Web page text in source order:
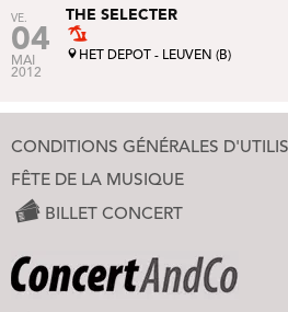
VE.
04
MAI
2012
THE SELECTER
HET DEPOT - LEUVEN (B)
CONDITIONS GÉNÉRALES
FÊTE DE LA MUSIQUE
BILLET CONCERT